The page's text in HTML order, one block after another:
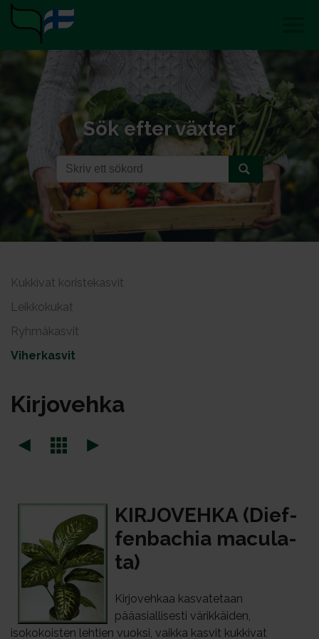
Sök efter växter
Kukkivat koristekasvit
Leikkokukat
Ryhmäkasvit
Viherkasvit
Kir­jo­veh­ka
KIR­JO­VEH­KA (Dief­
fen­bac­hia ma­cu­la­
ta)
Kirjovehkaa kasvatetaan
pääasiallisesti värikkäiden,
isokokoisten lehtien vuoksi, vaikka kasvit kukkivat